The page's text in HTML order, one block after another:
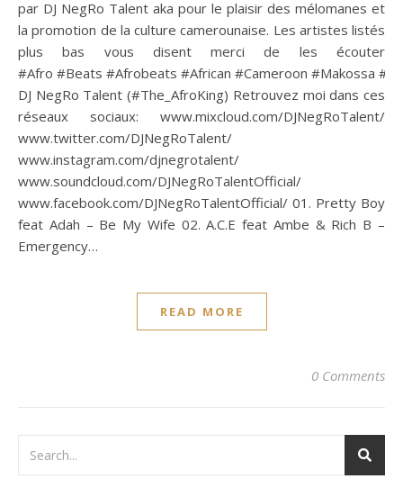
par DJ NegRo Talent aka pour le plaisir des mélomanes et
la promotion de la culture camerounaise. Les artistes listés
plus bas vous disent merci de les écouter
#Afro #Beats #Afrobeats #African #Cameroon #Makossa
DJ NegRo Talent (#The_AfroKing) Retrouvez moi dans ces
réseaux sociaux: www.mixcloud.com/DJNegRoTalent/
www.twitter.com/DJNegRoTalent/
www.instagram.com/djnegrotalent/
www.soundcloud.com/DJNegRoTalentOfficial/
www.facebook.com/DJNegRoTalentOfficial/ 01. Pretty Boy
feat Adah – Be My Wife 02. A.C.E feat Ambe & Rich B –
Emergency…
READ MORE
0 Comments